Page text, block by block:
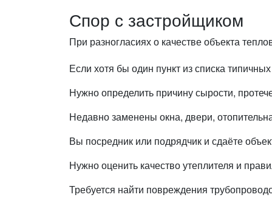
Спор с застройщиком
При разногласиях о качестве объекта
Если хотя бы один пункт из списка
Нужно определить причину сырости,
Недавно заменены окна, двери,
Вы посредник или подрядчик и сдаёте
Нужно оценить качество утеплителя и
Требуется найти повреждения